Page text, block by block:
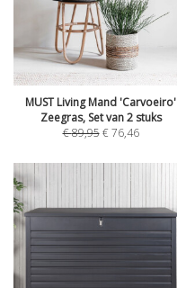
MUST Living Mand 'Carvoeiro'
Zeegras, Set van 2 stuks
€89,95 €76,46